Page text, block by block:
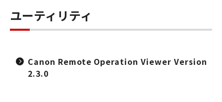
ユーティリティ
Canon Remote Operation Viewer Version
2.3.0